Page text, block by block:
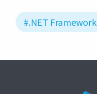
#.NET Framework